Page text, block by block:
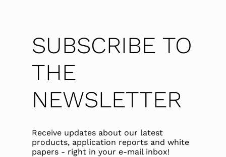
SUBSCRIBE TO
THE
NEWSLETTER
Receive updates about our latest
products, application reports and white
papers - right in your e-mail inbox!